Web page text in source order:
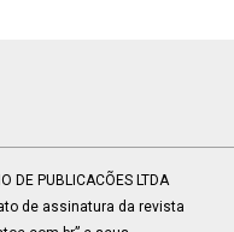
PUBLICACÕES LTDA
de assinatura da revista